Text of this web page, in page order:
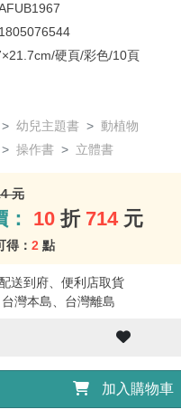
硬頁/彩色/10頁
幼兒主題書
動植物
操作書 立體書
元
10 折 714 元
得： 2 點
送到府、便利店取貨
灣本島、台灣離島
加入購物車